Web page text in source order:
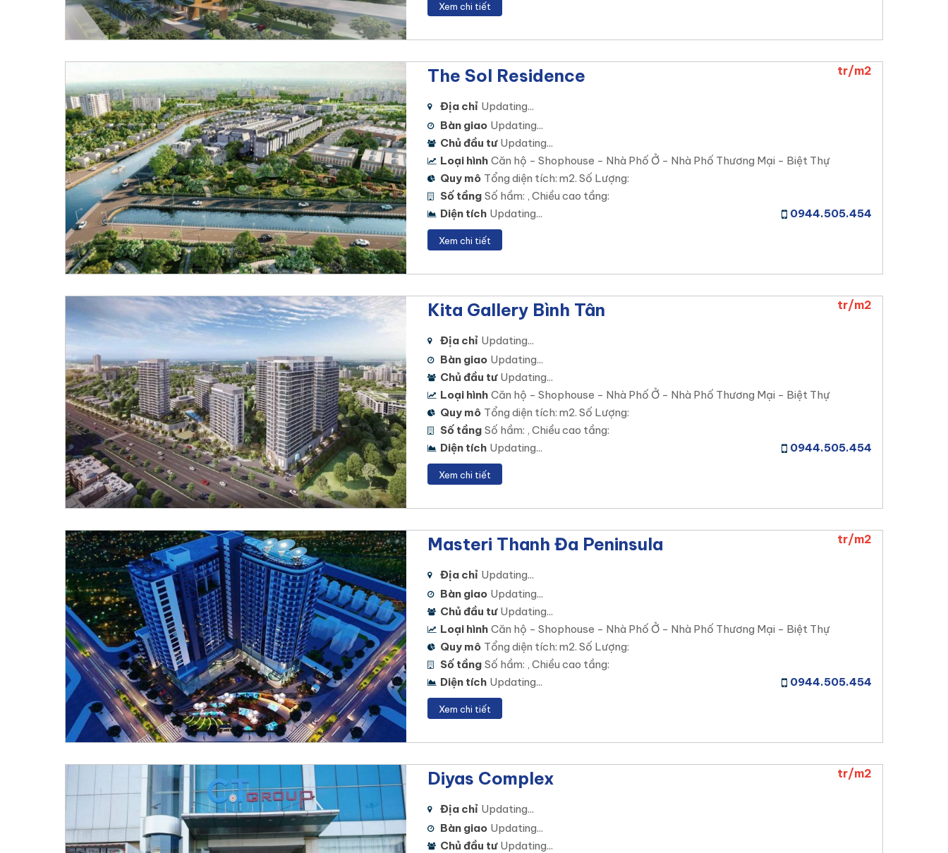
Xem chi tiết
The Sol Residence tr/m2
Địa chỉ Updating...
Bàn giao Updating...
Chủ đầu tư Updating...
Loại hình Căn hộ - Shophouse - Nhà Phố Ở - Nhà Phố Thương Mại - Biệt Thự
Quy mô Tổng diện tích: m2. Số Lượng:
Số tầng Số hầm: , Chiều cao tầng:
Diện tích Updating... 0944.505.454
Xem chi tiết
Kita Gallery Bình Tân tr/m2
Địa chỉ Updating...
Bàn giao Updating...
Chủ đầu tư Updating...
Loại hình Căn hộ - Shophouse - Nhà Phố Ở - Nhà Phố Thương Mại - Biệt Thự
Quy mô Tổng diện tích: m2. Số Lượng:
Số tầng Số hầm: , Chiều cao tầng:
Diện tích Updating... 0944.505.454
Xem chi tiết
Masteri Thanh Đa Peninsula tr/m2
Địa chỉ Updating...
Bàn giao Updating...
Chủ đầu tư Updating...
Loại hình Căn hộ - Shophouse - Nhà Phố Ở - Nhà Phố Thương Mại - Biệt Thự
Quy mô Tổng diện tích: m2. Số Lượng:
Số tầng Số hầm: , Chiều cao tầng:
Diện tích Updating... 0944.505.454
Xem chi tiết
Diyas Complex tr/m2
Địa chỉ Updating...
Bàn giao Updating...
Chủ đầu tư Updating...